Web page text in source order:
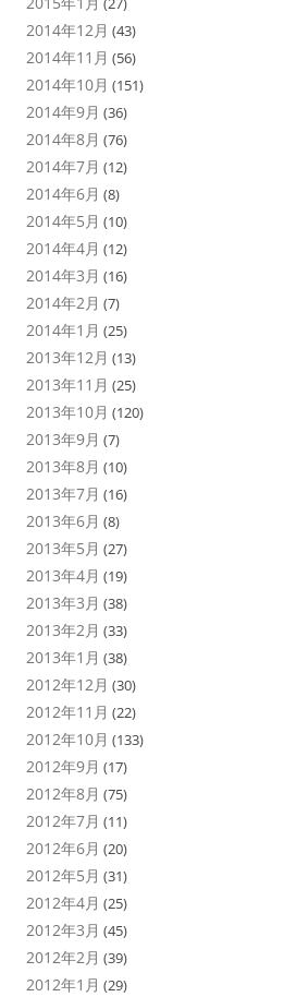
2014年12月 (43)
2014年11月 (56)
2014年10月 (151)
2014年9月 (36)
2014年8月 (76)
2014年7月 (12)
2014年6月 (8)
2014年5月 (10)
2014年4月 (12)
2014年3月 (16)
2014年2月 (7)
2014年1月 (25)
2013年12月 (13)
2013年11月 (25)
2013年10月 (120)
2013年9月 (7)
2013年8月 (10)
2013年7月 (16)
2013年6月 (8)
2013年5月 (27)
2013年4月 (19)
2013年3月 (38)
2013年2月 (33)
2013年1月 (38)
2012年12月 (30)
2012年11月 (22)
2012年10月 (133)
2012年9月 (17)
2012年8月 (75)
2012年7月 (11)
2012年6月 (20)
2012年5月 (31)
2012年4月 (25)
2012年3月 (45)
2012年2月 (39)
2012年1月 (29)